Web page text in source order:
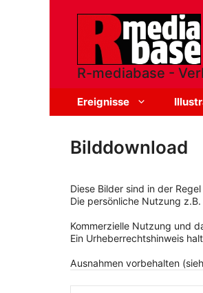
R-mediabase -
Ereignisse
Bilddownload
Diese Bilder sind in der
Die persönliche Nutzung
Kommerzielle Nutzung und
Ein Urheberrechtshinweis
Ausnahmen vorbehalten